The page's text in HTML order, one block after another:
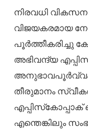
നിരവധി
വിജയകരമായ
പൂർത്തീകരിച്ചു
അഭിവന്ദ്യ
അനുഭാവപൂര്‍വ്വം
തീരുമാനം
എപ്പിസ്‌കോപ്പാക്‌
എന്തെങ്കിലും